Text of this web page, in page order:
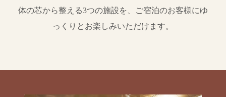
体の芯から整える3つの施設を、ご宿泊のお客様にゆ
っくりとお楽しみいただけます。